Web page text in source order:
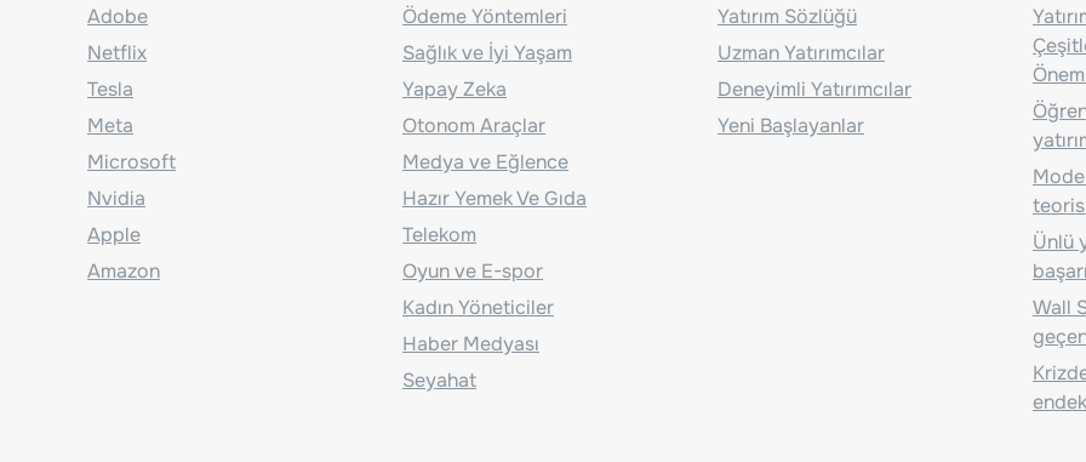
Adobe
Netflix
Tesla
Meta
Microsoft
Nvidia
Apple
Amazon
Ödeme Yöntemleri
Sağlık ve İyi Yaşam
Yapay Zeka
Otonom Araçlar
Medya ve Eğlence
Hazır Yemek Ve Gıda
Telekom
Oyun ve E-spor
Kadın Yöneticiler
Haber Medyası
Seyahat
Yatırım Sözlüğü
Uzman Yatırımcılar
Deneyimli Yatırımcılar
Yeni Başlayanlar
Ünlü
Wall